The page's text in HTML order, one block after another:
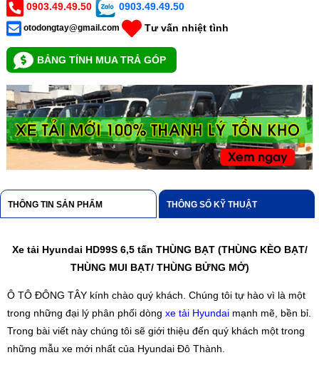
0903.49.49.50 0903.49.49.50
otodongtay@gmail.com Tư vấn nhiệt tình
BẢNG TÍNH MUA TRẢ GÓP
THÔNG TIN SẢN PHẨM THÔNG SỐ KỸ THUẬT
Xe tải Hyundai HD99S 6,5 tấn THÙNG BẠT (THÙNG KÈO BẠT/
THÙNG MUI BẠT/ THÙNG BỬNG MỞ)
Ô TÔ ĐÔNG TÂY kính chào quý khách. Chúng tôi tự hào vì là một
trong những đại lý phân phối dòng xe tải Hyundai mạnh mẽ, bền bỉ.
Trong bài viết này chúng tôi sẽ giới thiệu đến quý khách một trong
những mẫu xe mới nhất của Hyundai Đô Thành.